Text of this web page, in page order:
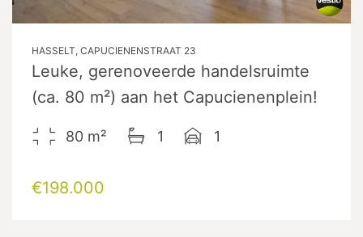
HASSELT, CAPUCIENENSTRAAT 23
Leuke, gerenoveerde handelsruimte
(ca. 80 m²) aan het Capucienenplein!
80 m² 1 1
€198.000